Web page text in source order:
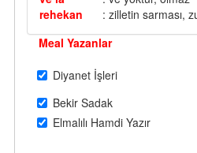
rehekan
: zilletin sarması,
Meal Yazanlar
Diyanet İşleri
Bekir Sadak
Elmalılı Hamdi Yazır